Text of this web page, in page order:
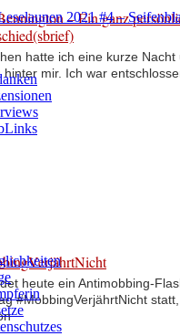
– Ein ganz
hatte ich eine kurze Nacht
hinter mir. Ich war
heute ein Antimobbing-
#MobbingVerjährtNicht
2021 #4 –